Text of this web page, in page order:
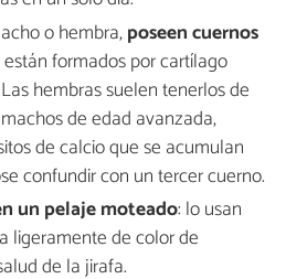
o hembra,poseen cuernos
están formados por cartílago
hembras suelen tenerlos de
de edad avanzada,
de calcio que se acumulan
confundir con un tercer cuerno.
un pelaje moteado: lo usan
ligeramente de color de
de la jirafa.